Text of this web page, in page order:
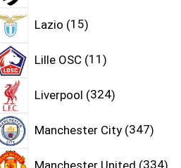
Lazio 15
Lille OSC 11
Liverpool 324
Manchester City 347
Manchester United 334